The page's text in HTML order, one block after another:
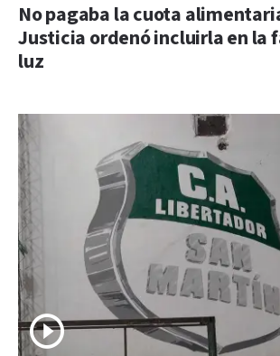
No pagaba la cuota
Justicia ordenó incluirla en la
luz